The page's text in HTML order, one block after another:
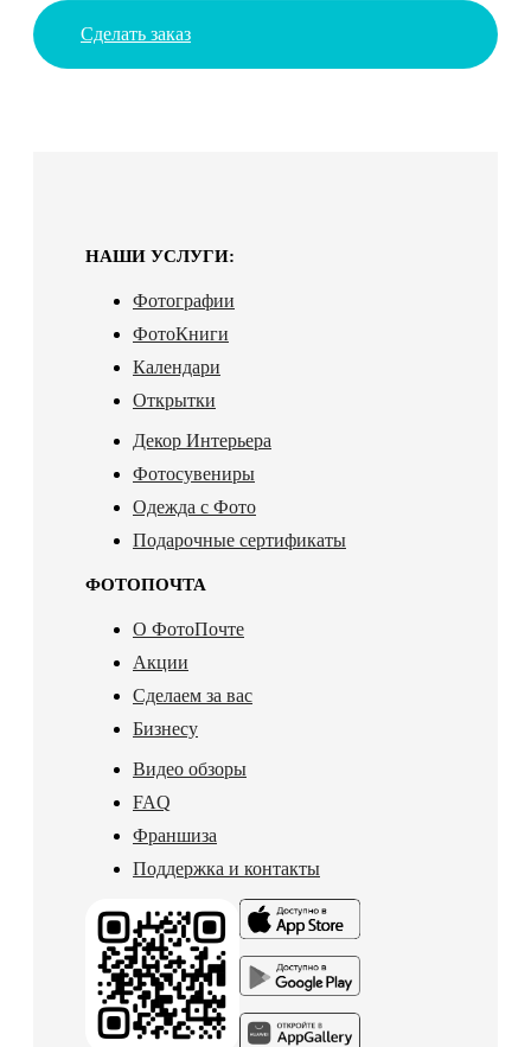
Сделать заказ
НАШИ УСЛУГИ:
Фотографии
ФотоКниги
Календари
Открытки
Декор Интерьера
Фотосувениры
Одежда с Фото
Подарочные сертификаты
ФОТОПОЧТА
О ФотоПочте
Акции
Сделаем за вас
Бизнесу
Видео обзоры
FAQ
Франшиза
Поддержка и контакты